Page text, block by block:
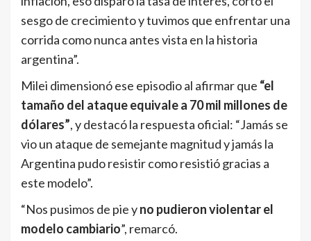
sesgo de crecimiento y tuvimos que enfrentar una
corrida como nunca antes vista en la historia
argentina”.
Milei dimensionó ese episodio al afirmar que “el
tamaño del ataque equivale a 70 mil millones de
dólares”, y destacó la respuesta oficial: “Jamás se
vio un ataque de semejante magnitud y jamás la
Argentina pudo resistir como resistió gracias a
este modelo”.
“Nos pusimos de pie yno pudieron violentar el
modelo cambiario”, remarcó.